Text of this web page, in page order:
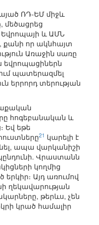
ՌԴ-ԵՄ միջև
մեծացրեց
և ԱՄՆ
քանի որ ակնհայտ
Առաջին սառը
եվրոպացիներն
պատերազմել
երրորդ տերության
հոգեբանական և
Եվ եթե
21 կարելի է
ապա վարկանիշի
Վրաստանն
կողմից
երկիր։ Այդ առումով
ղեկավարության
թերևս, չեն
կրած համալիր